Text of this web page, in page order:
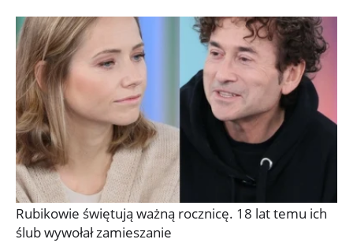
Rubikowie świętują ważną rocznicę. 18 lat temu ich
ślub wywołał zamieszanie